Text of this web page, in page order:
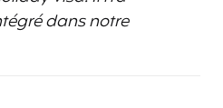
dans notre